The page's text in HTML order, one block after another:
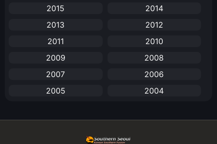
Animation แอนิเมชั่น
(25)
2015
2014
2013
2012
2011
2010
2009
2008
2007
2006
2005
2004
2001
2000